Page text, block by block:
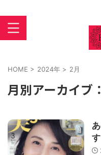
HOME > 2024年 > 2月
月別アーカイブ
す